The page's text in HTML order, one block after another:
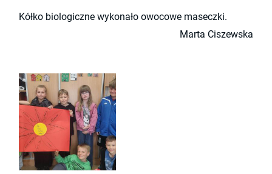
Kółko biologiczne wykonało owocowe maseczki.
Marta Ciszewska